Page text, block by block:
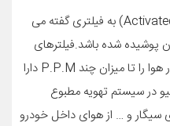
فیلتر کابین کربنی (Activated Carbon Filter) به فیلتری گفته می
پوشیده شده باشد.فیلترهای
کربنی توانایی جذب بخارات موجود در هوا را تا میزان چند P.P.M دارا
در سیستم تهویه مطبوع
سیگار و … از هوای داخل خودرو